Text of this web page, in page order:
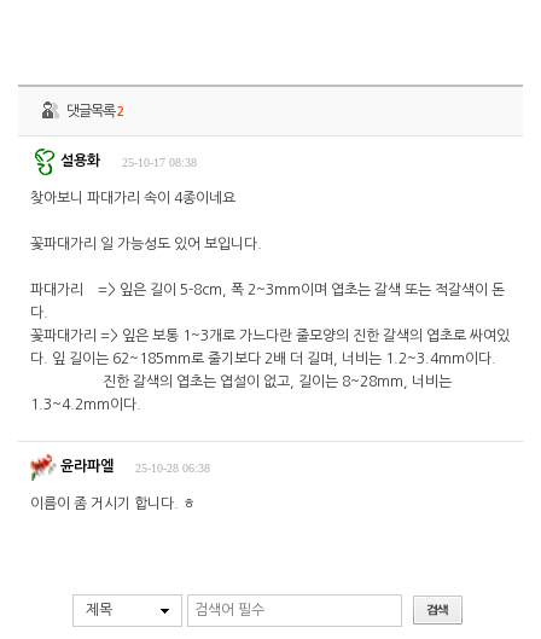
댓글목록2
설용화 25-10-17 08:38
찾아보니 파대가리 속이 4종이네요
꽃파대가리 일 가능성도 있어 보입니다.
파대가리 => 잎은 길이 5-8cm, 폭 2~3mm이며 엽초는 갈색 또는 적갈색이 돈
다.
꽃파대가리 => 잎은 보통 1~3개로 가느다란 줄모양의 진한 갈색의 엽초로 싸여있
다. 잎 길이는 62~185mm로 줄기보다 2배 더 길며, 너비는 1.2~3.4mm이다.
진한 갈색의 엽초는 엽설이 없고, 길이는 8~28mm, 너비는
1.3~4.2mm이다.
윤라파엘 25-10-28 06:38
이름이 좀 거시기 합니다. ㅎ
제목